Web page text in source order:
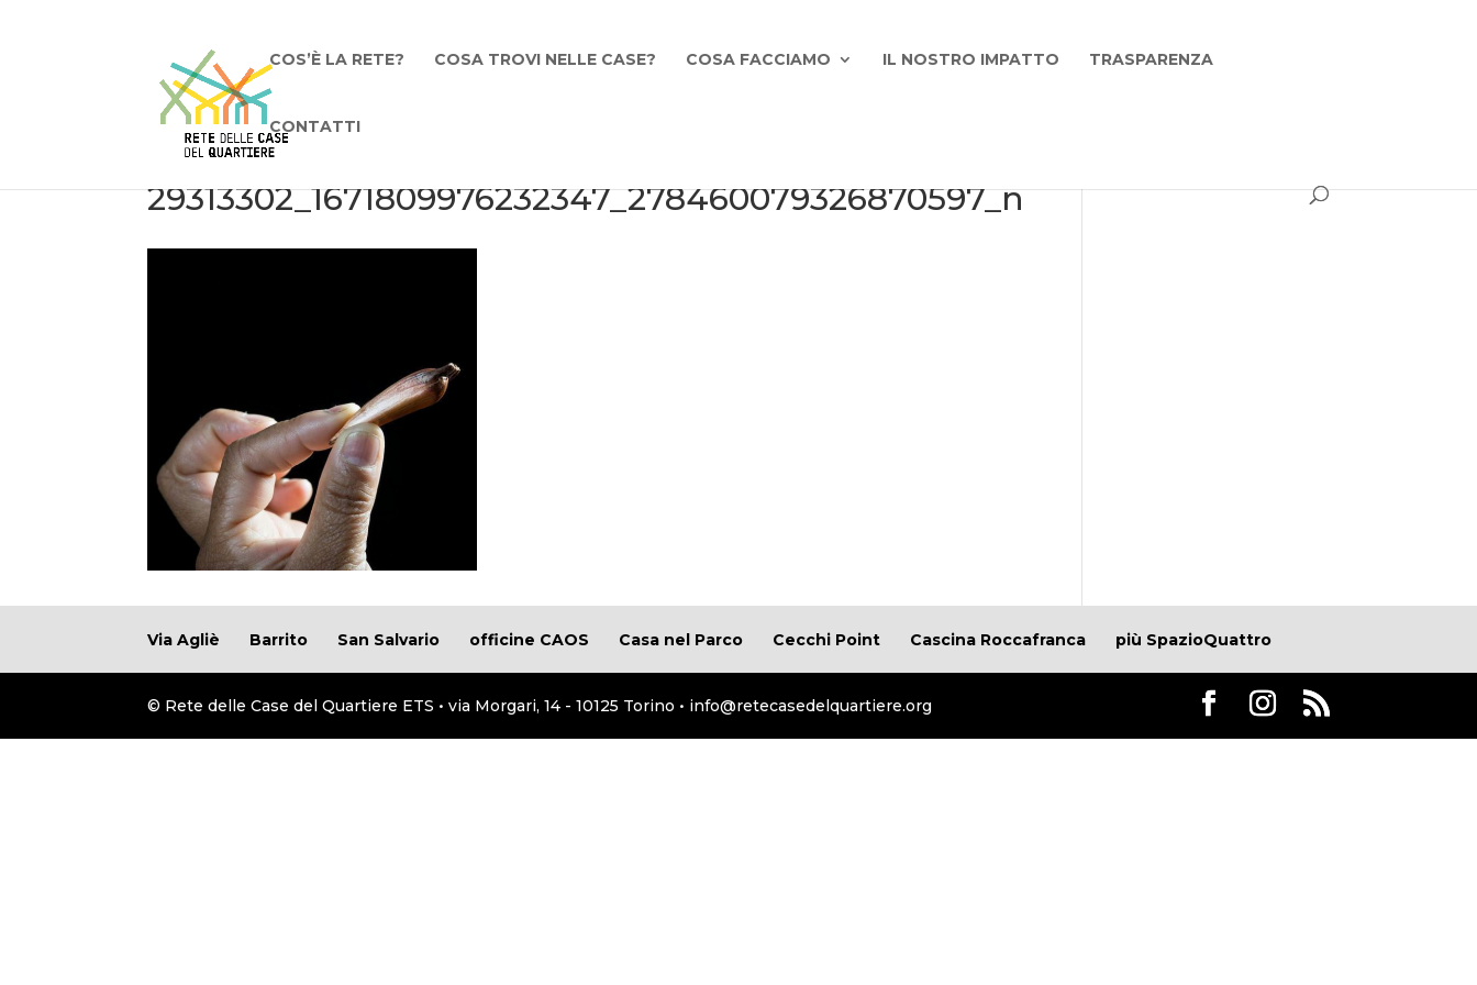
COS’È LA RETE? COSA TROVI NELLE CASE? COSA FACCIAMO IL NOSTRO IMPATTO TRASPARENZA
CONTATTI
29313302_1671809976232347_278460079326870597_n
Via Agliè Barrito San Salvario officine CAOS Casa nel Parco Cecchi Point Cascina Roccafranca più SpazioQuattro
© Rete delle Case del Quartiere ETS • via Morgari, 14 - 10125 Torino • info@retecasedelquartiere.org